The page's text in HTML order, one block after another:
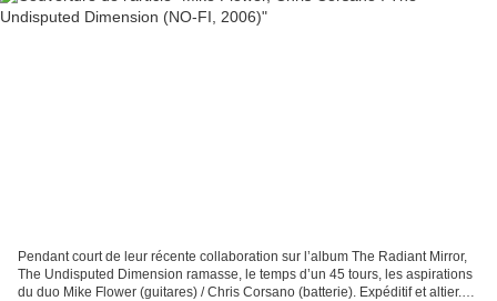
Pendant court de leur récente collaboration sur l’album The Radiant Mirror,
The Undisputed Dimension ramasse, le temps d’un 45 tours, les aspirations
du duo Mike Flower (guitares) / Chris Corsano (batterie). Expéditif et altier.